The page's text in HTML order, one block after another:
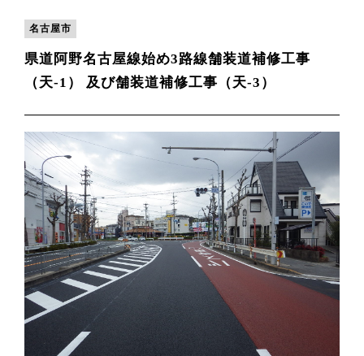
名古屋市
県道阿野名古屋線始め3路線舗装道補修工事
（天-1） 及び舗装道補修工事（天-3）